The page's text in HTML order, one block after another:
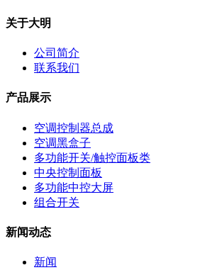
关于大明
公司简介
联系我们
产品展示
空调控制器总成
空调黑盒子
多功能开关/触控面板类
中央控制面板
多功能中控大屏
组合开关
新闻动态
新闻